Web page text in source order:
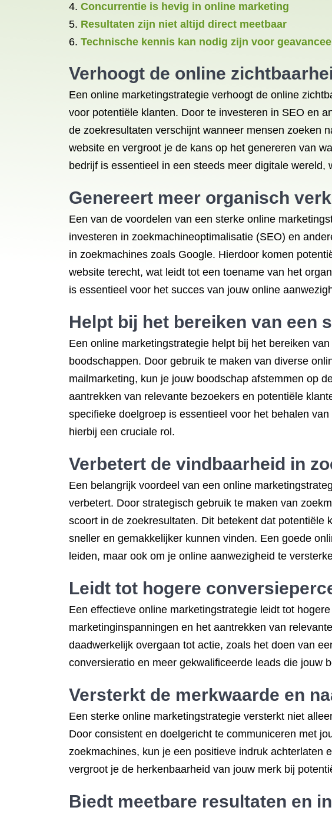
Concurrentie is hevig in online marketing
Resultaten zijn niet altijd direct meetbaar
Technische kennis kan nodig zijn voor
Verhoogt de online
Een online marketingstrategie verhoogt de online
voor potentiële klanten. Door te investeren in SEO en
de zoekresultaten verschijnt wanneer mensen zoeken
website en vergroot je de kans op het genereren van
bedrijf is essentieel in een steeds meer digitale
Genereert meer organisch
Een van de voordelen van een sterke online
investeren in zoekmachineoptimalisatie (SEO) en
in zoekmachines zoals Google. Hierdoor komen
website terecht, wat leidt tot een toename van het
is essentieel voor het succes van jouw online
Helpt bij het bereiken van een
Een online marketingstrategie helpt bij het bereiken
boodschappen. Door gebruik te maken van diverse
mailmarketing, kun je jouw boodschap afstemmen op
aantrekken van relevante bezoekers en potentiële
specifieke doelgroep is essentieel voor het behalen
hierbij een cruciale rol.
Verbetert de vindbaarheid in
Een belangrijk voordeel van een online
verbetert. Door strategisch gebruik te maken van
scoort in de zoekresultaten. Dit betekent dat
sneller en gemakkelijker kunnen vinden. Een goede
leiden, maar ook om je online aanwezigheid te
Leidt tot hogere
Een effectieve online marketingstrategie leidt tot
marketinginspanningen en het aantrekken van
daadwerkelijk overgaan tot actie, zoals het doen van
conversieratio en meer gekwalificeerde leads die jouw
Versterkt de merkwaarde en
Een sterke online marketingstrategie versterkt niet
Door consistent en doelgericht te communiceren met
zoekmachines, kun je een positieve indruk achterlaten
vergroot je de herkenbaarheid van jouw merk bij
Biedt meetbare resultaten en